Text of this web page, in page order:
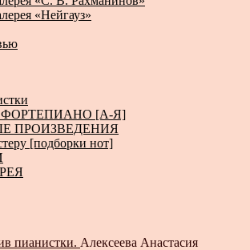
«Нейгауз»
[А-Я]
ПРОИЗВЕДЕНИЯ
[подборки нот]
пианистки. Алексеева Анастасия